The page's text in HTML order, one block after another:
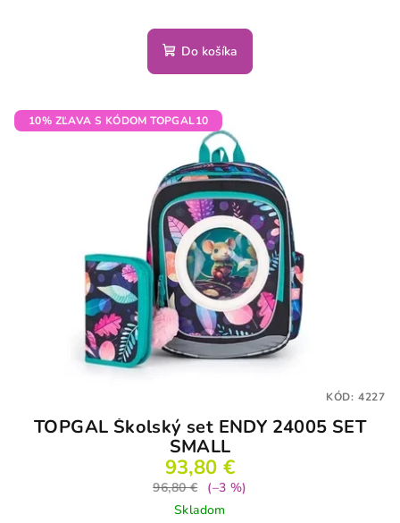
Do košíka
10% ZĽAVA S KÓDOM TOPGAL10
TOPGAL Školský set ENDY 24005 SET
SMALL
93,80 €
96,80 €
(–3 %)
Skladom
KÓD: 4227